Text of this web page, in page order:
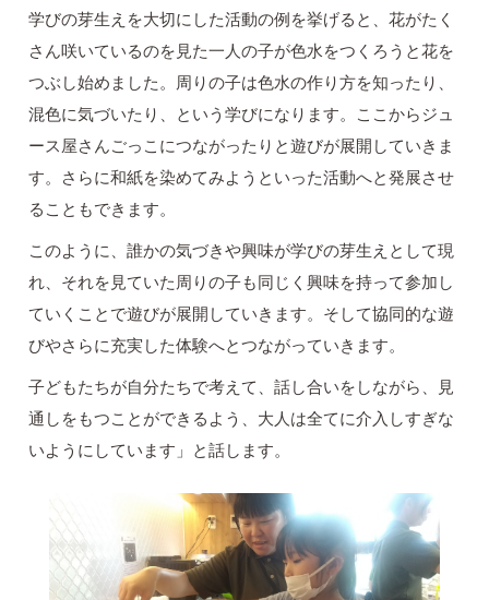
学びの芽生えを大切にした活動の例を挙げると、花がたく
さん咲いているのを見た一人の子が色水をつくろうと花を
つぶし始めました。周りの子は色水の作り方を知ったり、
混色に気づいたり、という学びになります。ここからジュ
ース屋さんごっこにつながったりと遊びが展開していきま
す。さらに和紙を染めてみようといった活動へと発展させ
ることもできます。
このように、誰かの気づきや興味が学びの芽生えとして現
れ、それを見ていた周りの子も同じく興味を持って参加し
ていくことで遊びが展開していきます。そして協同的な遊
びやさらに充実した体験へとつながっていきます。
子どもたちが自分たちで考えて、話し合いをしながら、見
通しをもつことができるよう、大人は全てに介入しすぎな
いようにしています」と話します。